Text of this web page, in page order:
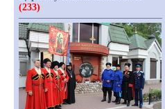
(233)